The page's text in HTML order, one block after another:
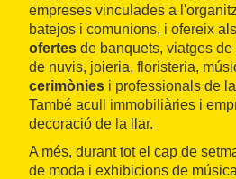
empreses vinculades a
batejos i comunions, i ofereix
ofertes de banquets, viatges
de nuvis, joieria, floristeria,
cerimònies i professionals de
També acull immobiliàries i
decoració de la llar.
A més, durant tot el cap de
de moda i exhibicions de